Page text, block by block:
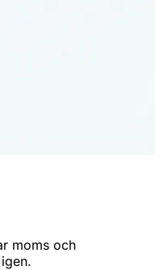
moms och